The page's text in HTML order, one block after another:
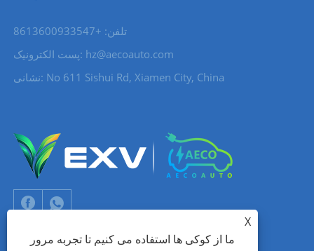
تلفن: +8613600933547
پست الکترونیک: hz@aecoauto.com
نشانی: No 611 Sishui Rd, Xiamen City, China
X
ما از کوکی ها استفاده می کنیم تا تجربه مرور